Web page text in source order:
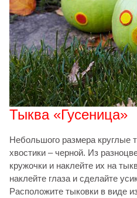
Тыква «Гусеница»
Небольшого размера круглые
хвостики – черной. Из
кружочки и наклейте их на
наклейте глаза и сделайте
Расположите тыковки в виде